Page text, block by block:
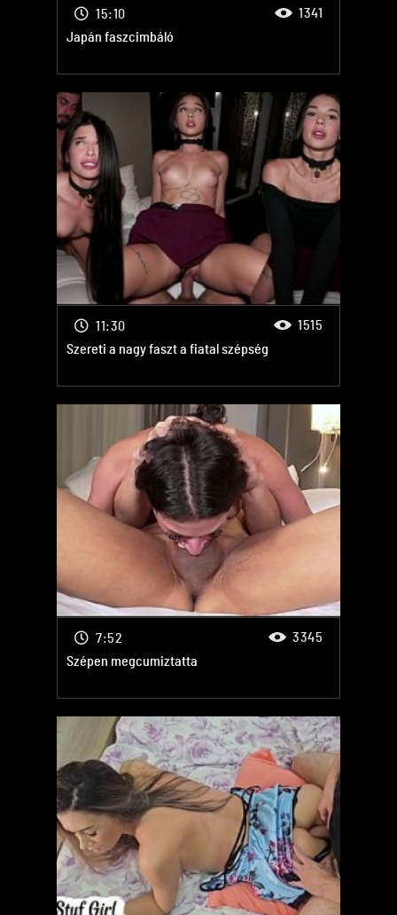
Japán faszcimbáló
15:10 1341
Szereti a nagy faszt a fiatal szépség
11:30 1515
Szépen megcumiztatta
7:52 3345